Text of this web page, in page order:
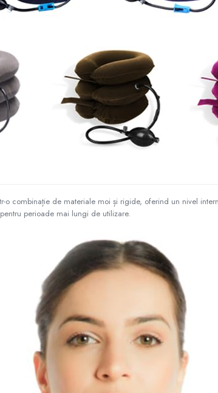
o combinație de materiale moi și rigide, oferind un nivel
perioade mai lungi de utilizare.